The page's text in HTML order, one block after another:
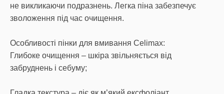
не викликаючи подразнень. Легка піна забезпечує
зволоження під час очищення.
Особливості пінки для вмивання Celimax:
Глибоке очищення – шкіра звільняється від
забруднень і себуму;